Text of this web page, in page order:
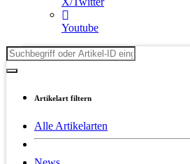
Youtube
Artikelart filtern
Alle Artikelarten